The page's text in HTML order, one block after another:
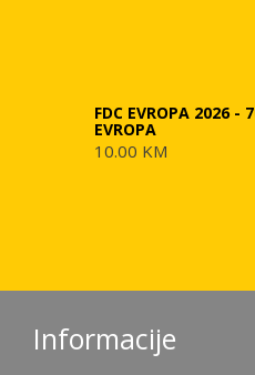
FDC EVROPA 2026 -
EVROPA
10.00 KM
Informacije